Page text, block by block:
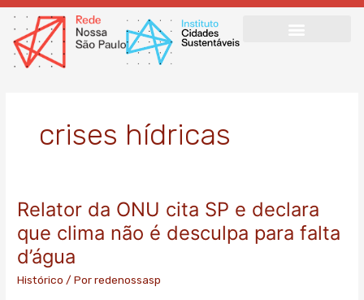
Ir
para
conteúdo
crises hídricas
Relator da ONU cita SP e declara
que clima não é desculpa para falta
d’água
Histórico / Porredenossasp
Relator
ONU
cita
SP